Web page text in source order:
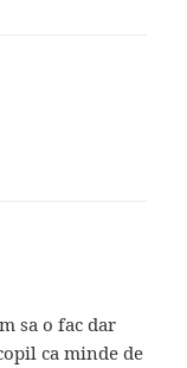
sa o fac dar
ca minde de